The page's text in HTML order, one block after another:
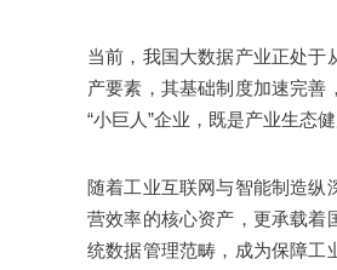
当前，我国大数据产业正处于
产要素，其基础制度加速完善
“小巨人”企业，既是产业生态
随着工业互联网与智能制造纵
营效率的核心资产，更承载着
统数据管理范畴，成为保障工